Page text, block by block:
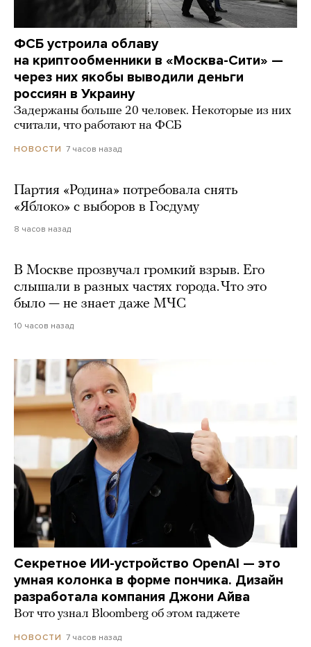
ФСБ устроила облаву
на криптообменники в «Москва-Сити» —
через них якобы выводили деньги
россиян в Украину
Задержаны больше 20 человек. Некоторые из них
считали, что работают на ФСБ
НОВОСТИ 7 часов назад
Партия «Родина» потребовала снять
«Яблоко» с выборов в Госдуму
8 часов назад
В Москве прозвучал громкий взрыв. Его
слышали в разных частях города. Что это
было — не знает даже МЧС
10 часов назад
Секретное ИИ-устройство OpenAI — это
умная колонка в форме пончика. Дизайн
разработала компания Джони Айва
Вот что узнал Bloomberg об этом гаджете
НОВОСТИ 7 часов назад